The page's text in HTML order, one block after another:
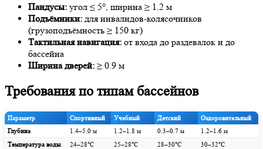
Пандусы: угол ≤ 5°, ширина ≥ 1.2 м
Подъёмники: для инвалидов-колясочников
(грузоподъёмность ≥ 150 кг)
Тактильная навигация: от входа до раздевалок и до
бассейна
Ширина дверей: ≥ 0.9 м
Требования по типам бассейнов
Параметр Спортивный Учебный Детский
Оздоровительный
Глубина
1.4–5.0 м 1.2–1.8 м 0.3–0.7 м
1.2–1.6 м
Температура воды
24–28°C 25–28°C 28–30°C
30–32°C